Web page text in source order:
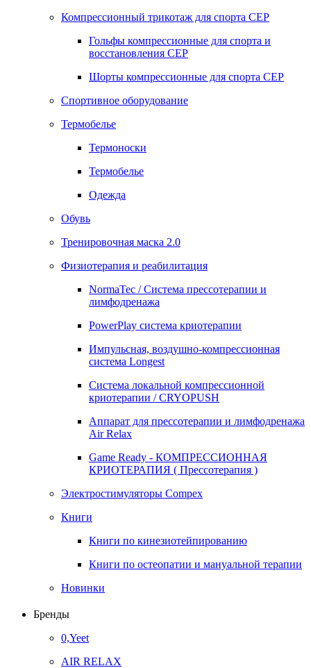
Компрессионный трикотаж для спорта СЕР
Гольфы компрессионные для спорта и
восстановления СЕР
Шорты компрессионные для спорта СЕР
Спортивное оборудование
Термобелье
Термоноски
Термобелье
Одежда
Обувь
Тренировочная маска 2.0
Физиотерапия и реабилитация
NormaTec / Система прессотерапии и
лимфодренажа
PowerPlay система криотерапии
Импульсная, воздушно-компрессионная
система Longest
Система локальной компрессионной
криотерапии / CRYOPUSH
Аппарат для прессотерапии и лимфодренажа
Air Relax
Game Ready - КОМПРЕССИОННАЯ
КРИОТЕРАПИЯ ( Прессотерапия )
Электростимуляторы Compex
Книги
Книги по кинезиотейпированию
Книги по остеопатии и мануальной терапии
Новинки
Бренды
0,Yeet
AIR RELAX